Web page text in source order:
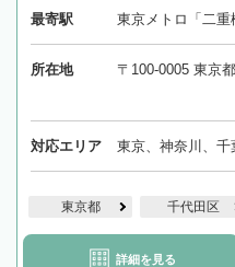
最寄駅 東京メトロ「二重
所在地 〒100-0005 東京
対応エリア 東京、神奈川、
東京都 千代田区
詳細を見る